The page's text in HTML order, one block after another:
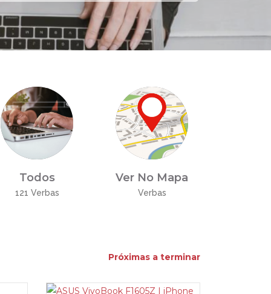
Todos
121 Verbas
Ver No Mapa
Verbas
Próximas a terminar